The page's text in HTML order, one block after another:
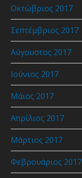
Οκτώβριος 2017
Σεπτέμβριος 2017
Αύγουστος 2017
Ιούνιος 2017
Μάιος 2017
Απρίλιος 2017
Μάρτιος 2017
Φεβρουάριος 2017